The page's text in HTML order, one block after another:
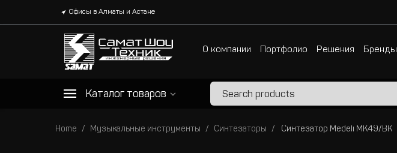
Офисы в Алматы и Астане
О компании Портфолио Решения Бренды
Каталог товаров
Home Музыкальные инструменты Синтезаторы Синтезатор Medeli MK49/BK